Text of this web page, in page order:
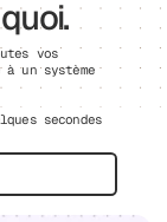
vos
un système
secondes